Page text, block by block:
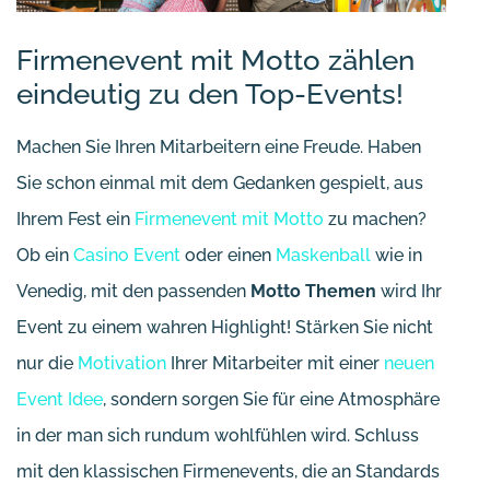
Firmenevent mit Motto zählen
eindeutig zu den Top-Events!
Machen Sie Ihren Mitarbeitern eine Freude. Haben
Sie schon einmal mit dem Gedanken gespielt, aus
Ihrem Fest ein Firmenevent mit Motto zu machen?
Ob ein Casino Event oder einen Maskenball wie in
Venedig, mit den passenden Motto Themen wird Ihr
Event zu einem wahren Highlight! Stärken Sie nicht
nur die Motivation Ihrer Mitarbeiter mit einer neuen
Event Idee, sondern sorgen Sie für eine Atmosphäre
in der man sich rundum wohlfühlen wird. Schluss
mit den klassischen Firmenevents, die an Standards